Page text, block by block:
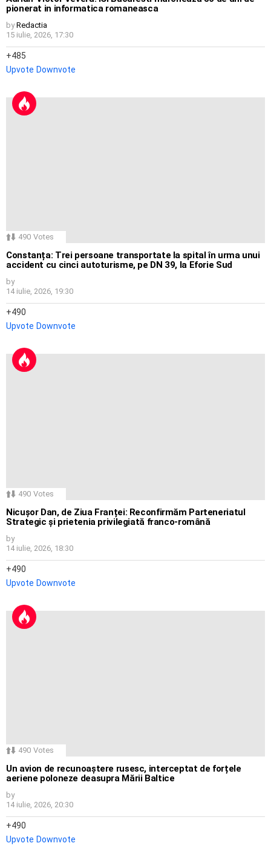
pionerat in informatica romaneasca
by Redactia
15 iulie, 2026, 17:30
485
Upvote Downvote
490 Votes
Constanța: Trei persoane transportate la spital în urma unui
accident cu cinci autoturisme, pe DN 39, la Eforie Sud
by
14 iulie, 2026, 19:30
490
Upvote Downvote
490 Votes
Nicușor Dan, de Ziua Franței: Reconfirmăm Parteneriatul
Strategic și prietenia privilegiată franco-română
by
14 iulie, 2026, 18:30
490
Upvote Downvote
490 Votes
Un avion de recunoaștere rusesc, interceptat de forțele
aeriene poloneze deasupra Mării Baltice
by
14 iulie, 2026, 20:30
490
Upvote Downvote